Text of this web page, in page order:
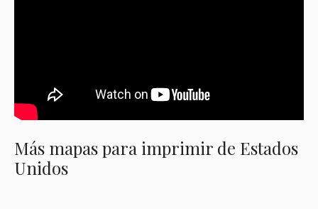
Más mapas para imprimir de Estados
Unidos